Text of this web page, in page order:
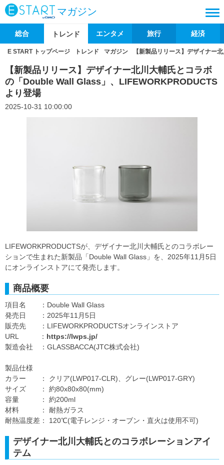
マガジン
総合 トレンド エンタメ 旅行 経済
E START トップページ トレンド マガジン 【新製品リリース】デザイナー
【新製品リリース】デザイナー北川大輔氏とコラボ
の「Double Wall Glass」、LIFEWORKPRODUCTS
より登場
2025-10-31 10:00:00
LIFEWORKPRODUCTSが、デザイナー北川大輔氏とのコラボレー
ションで生まれた新製品「Double Wall Glass」を、2025年11月5日
にオンラインストアにて発売します。
商品概要
項目名 ：Double Wall Glass
発売日 ：2025年11月5日
販売先 ：LIFEWORKPRODUCTSオンラインストア
URL ： https://lwps.jp/
製造会社 ：GLASSBACCA(JTC株式会社)
製品仕様
カラー ： クリア(LWP017-CLR)、グレー(LWP017-GRY)
サイズ ： 約80x80x80(mm)
容量 ： 約200ml
材料 ： 耐熱ガラス
耐熱温度差： 120℃(電子レンジ・オーブン・直火は使用不可)
デザイナー北川大輔氏とのコラボレーションアイ
テム